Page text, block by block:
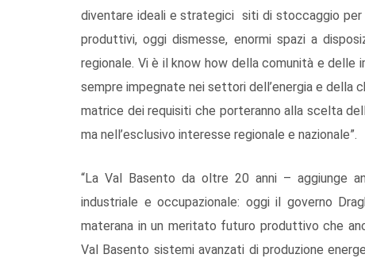
diventare ideali e strategici siti di stoccaggio
produttivi, oggi dismesse, enormi spazi a
regionale. Vi è il know how della comunità e
sempre impegnate nei settori dell’energia e della
matrice dei requisiti che porteranno alla scelta
ma nell’esclusivo interesse regionale e nazionale”.
“La Val Basento da oltre 20 anni – aggiunge
industriale e occupazionale: oggi il governo
materana in un meritato futuro produttivo che
Val Basento sistemi avanzati di produzione